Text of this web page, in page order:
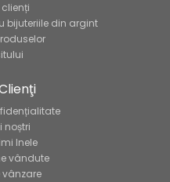
clienți
bijuteriile din argint
noștri
Inele
vândute